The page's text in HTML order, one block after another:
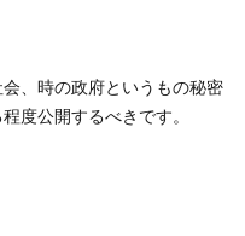
、時の政府というもの秘密
度公開するべきです。